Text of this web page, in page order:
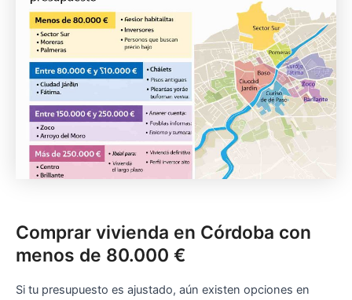
Comprar vivienda en Córdoba con
menos de 80.000 €
Si tu presupuesto es ajustado, aún existen opciones en